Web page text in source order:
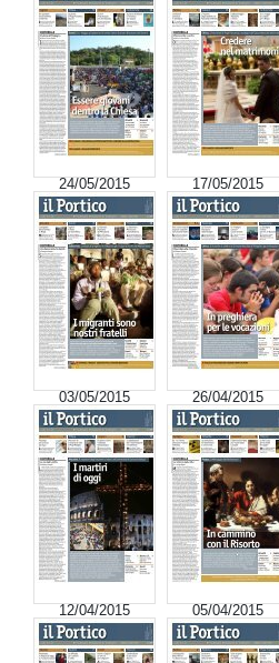
24/05/2015 17/05/2015
03/05/2015 26/04/2015
12/04/2015 05/04/2015